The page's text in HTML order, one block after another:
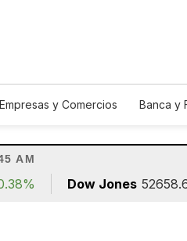
Empresas y Comercios Banca y
AM
Dow Jones